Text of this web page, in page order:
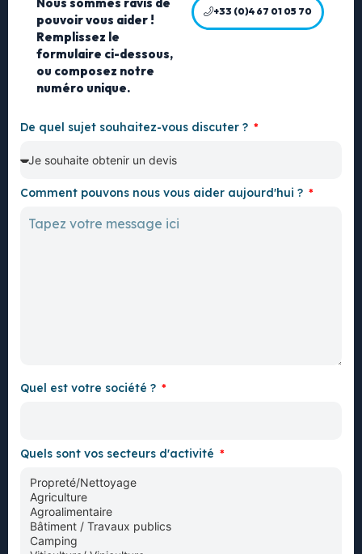
pouvoir vous aider !
Remplissez le
formulaire ci-dessous,
ou composez notre
numéro unique.
+33 (0)4 67 01 05 70
De quel sujet souhaitez-vous discuter ?
Comment pouvons nous vous aider aujourd'hui ?
Quel est votre société ?
Quels sont vos secteurs d'activité